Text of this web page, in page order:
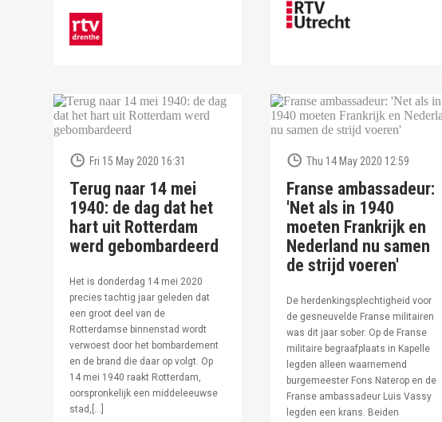
Fri 15 May 2020 16:31
Terug naar 14 mei
1940: de dag dat het
hart uit Rotterdam
werd gebombardeerd
Het is donderdag 14 mei 2020
precies tachtig jaar geleden dat
een groot deel van de
Rotterdamse binnenstad wordt
verwoest door het bombardement
en de brand die daar op volgt. Op
14 mei 1940 raakt Rotterdam,
oorspronkelijk een middeleeuwse
stad,[…]
Thu 14 May 2020 12:59
Franse ambassadeur:
'Net als in 1940
moeten Frankrijk en
Nederland nu samen
de strijd voeren'
De herdenkingsplechtigheid voor
de gesneuvelde Franse militairen
was dit jaar sober. Op de Franse
militaire begraafplaats in Kapelle
legden alleen waarnemend
burgemeester Fons Naterop en de
Franse ambassadeur Luis Vassy
legden een krans. Beiden